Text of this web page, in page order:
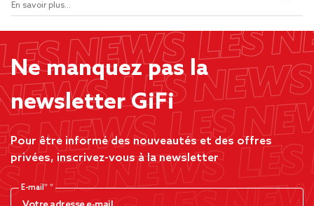
En savoir plus...
Ne manquez pas la
newsletter GiFi
Pour être informé des nouveautés et des offres
privées, inscrivez-vous à la newsletter
E-mail*